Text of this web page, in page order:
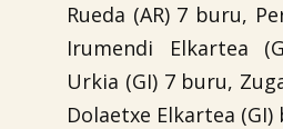
Rueda (AR) 7 buru,
Irumendi Elkartea
Urkia (GI) 7 buru,
Dolaetxe Elkartea (GI)